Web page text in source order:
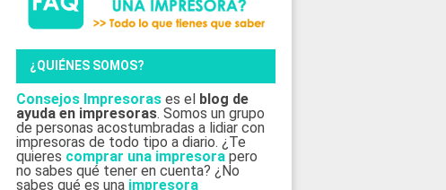
¿QUIÉNES SOMOS?
Consejos Impresorases el
blog de
ayuda en impresoras. Somos un grupo
de personas acostumbradas a lidiar con
impresoras de todo tipo a diario. ¿Te
quieres comprar una impresorapero
no sabes qué tener en cuenta? ¿No
sabes qué es una impresora